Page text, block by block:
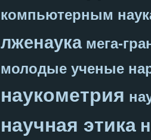
компьютерным
лженаука мега-
молодые ученые
наукометрия
научная этика